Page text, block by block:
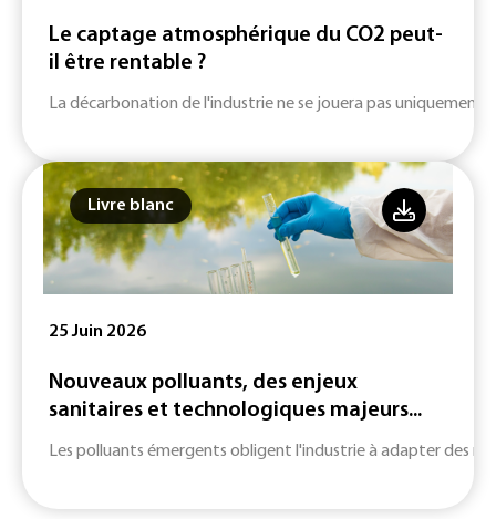
Le captage atmosphérique du CO2 peut-
il être rentable ?
La décarbonation de l'industrie ne se jouera pas uniquement
Livre blanc
25 Juin 2026
Nouveaux polluants, des enjeux
sanitaires et technologiques majeurs...
Les polluants émergents obligent l'industrie à adapter des